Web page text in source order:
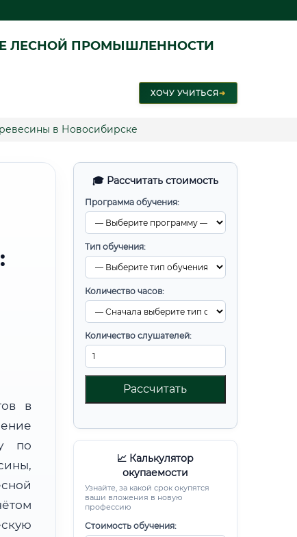
ЛЕСНОЙ ПРОМЫШЛЕННОСТИ
ХОЧУ УЧИТЬСЯ➜
в Новосибирске
🎓 Рассчитать стоимость
Программа обучения:
Тип обучения:
Количество часов:
Количество слушателей:
Рассчитать
📈 Калькулятор
окупаемости
Узнайте, за какой срок окупятся
ваши вложения в новую
профессию
Стоимость обучения:
в
по